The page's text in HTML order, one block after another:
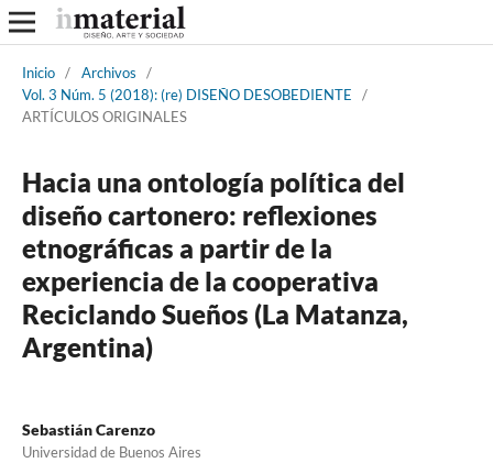
Inicio / Archivos
/
Vol. 3 Núm. 5 (2018): (re) DISEÑO DESOBEDIENTE
/
ARTÍCULOS ORIGINALES
Hacia una ontología política del
diseño cartonero: reflexiones
etnográficas a partir de la
experiencia de la cooperativa
Reciclando Sueños (La Matanza,
Argentina)
Sebastián Carenzo
Universidad de Buenos Aires